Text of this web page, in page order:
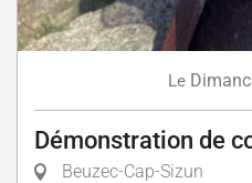
Le
Démonstration de
Beuzec-Cap-Sizun